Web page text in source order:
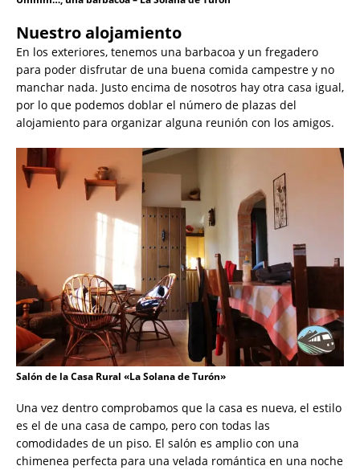
Nuestro alojamiento
En los exteriores, tenemos una barbacoa y un fregadero
para poder disfrutar de una buena comida campestre y no
manchar nada. Justo encima de nosotros hay otra casa igual,
por lo que podemos doblar el número de plazas del
alojamiento para organizar alguna reunión con los amigos.
Salón de la Casa Rural «La Solana de Turón»
Una vez dentro comprobamos que la casa es nueva, el estilo
es el de una casa de campo, pero con todas las
comodidades de un piso. El salón es amplio con una
chimenea perfecta para una velada romántica en una noche